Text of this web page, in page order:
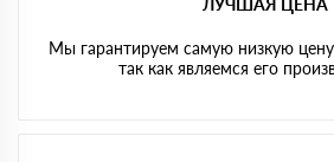
Мы гарантируем самую низкую
так как являемся его